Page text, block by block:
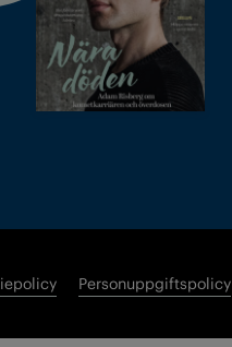
Personuppgiftspolicy